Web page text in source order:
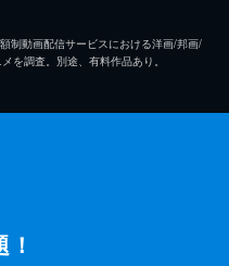
制動画配信サービスにおける洋画/邦画/
を調査。別途、有料作品あり。